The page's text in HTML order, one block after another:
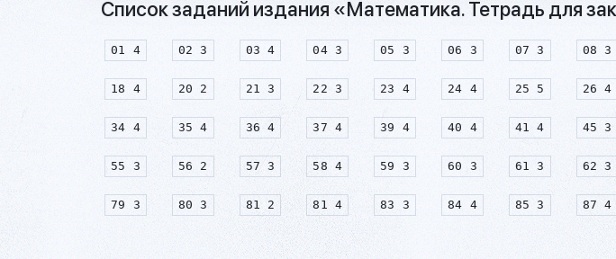
Список заданий издания «Математика. Тетрадь для
01 4 02 3 03 4 04 3 05 3 06 3 07 3 08 3
18 4 20 2 21 3 22 3 23 4 24 4 25 5 26 4
34 4 35 4 36 4 37 4 39 4 40 4 41 4 45 3
55 3 56 2 57 3 58 4 59 3 60 3 61 3 62 3
79 3 80 3 81 2 81 4 83 3 84 4 85 3 87 4